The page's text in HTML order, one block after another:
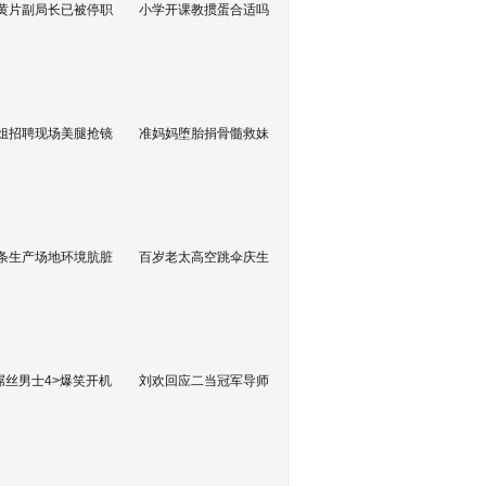
片副局长已被停职 小学开课教掼蛋合适吗
招聘现场美腿抢镜 准妈妈堕胎捐骨髓救妹
生产场地环境肮脏 百岁老太高空跳伞庆生
丝男士4>爆笑开机 刘欢回应二当冠军导师